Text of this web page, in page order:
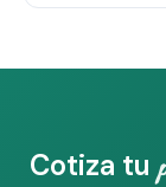
Cotiza tu